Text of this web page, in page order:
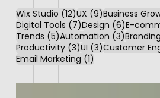
Wix Studio (12)12 Beiträge
UX (9)9 Beiträge
Business
Digital Tools (7)7 Beiträge
Design (6)6
E-
Trends (5)5 Beiträge
Automation (3)3
Branding
Productivity (3)3 Beiträge
UI (3)3 Beiträge
Customer
Email Marketing (1)